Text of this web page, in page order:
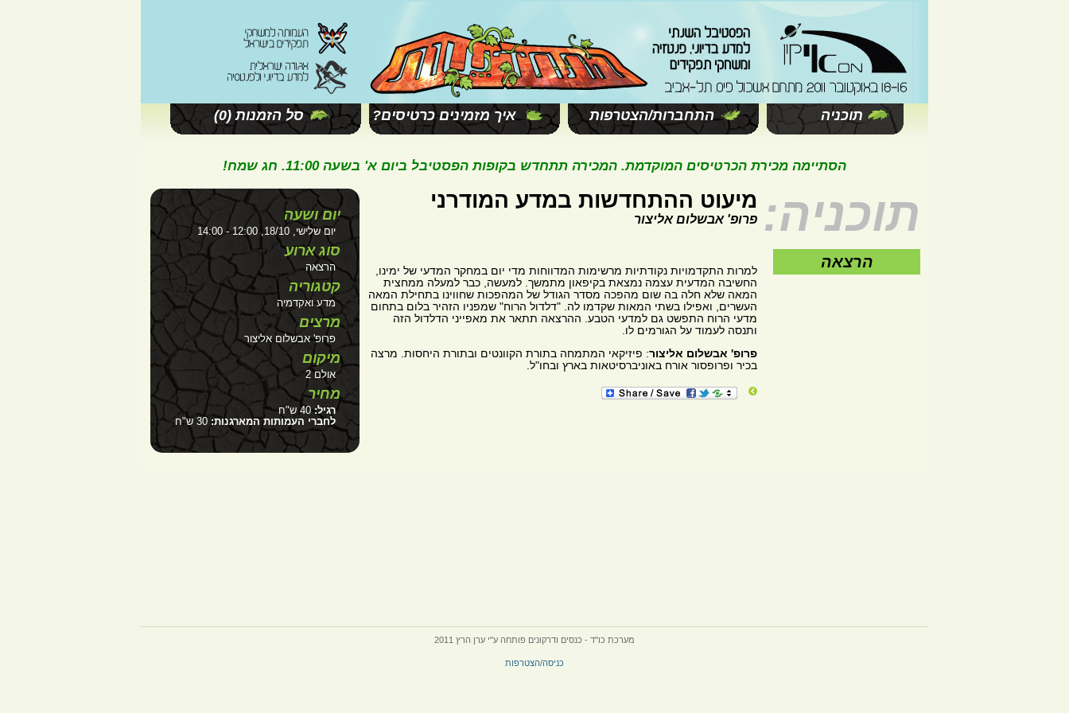
תוכניה התחברות/הצטרפות איך מזמינים כרטיסים? סל הזמנות (0)
הסתיימה מכירת הכרטיסים המוקדמת. המכירה תתחדש בקופות הפסטיבל ביום א' בשעה 11:00. חג שמח!
תוכניה:
הרצאה
מיעוט ההתחדשות במדע המודרני
פרופ' אבשלום אליצור
למרות התקדמויות נקודתיות מרשימות המדווחות מדי יום במחקר המדעי של ימינו,
החשיבה המדעית עצמה נמצאת בקיפאון מתמשך. למעשה, כבר למעלה ממחצית
המאה שלא חלה בה שום מהפכה מסדר הגודל של המהפכות שחווינו בתחילת המאה
העשרים, ואפילו בשתי המאות שקדמו לה. "דלדול הרוח" שמפניו הזהיר בלום בתחום
מדעי הרוח התפשט גם למדעי הטבע. ההרצאה תתאר את מאפייני הדלדול הזה
ותנסה לעמוד על הגורמים לו.
פרופ' אבשלום אליצור: פיזיקאי המתמחה בתורת הקוונטים ובתורת היחסות. מרצה
בכיר ופרופסור אורח באוניברסיטאות בארץ ובחו"ל.
יום ושעה
יום שלישי, 18/10, 12:00 - 14:00
סוג ארוע
הרצאה
קטגוריה
מדע ואקדמיה
מרצים
פרופ' אבשלום אליצור
מיקום
אולם 2
מחיר
רגיל:40 ש"ח
לחברי העמותות המארגנות:
מערכת כו"ד - כנסים ודרקונים פותחה ע"י ערן הרץ 2011
כניסה/הצטרפות